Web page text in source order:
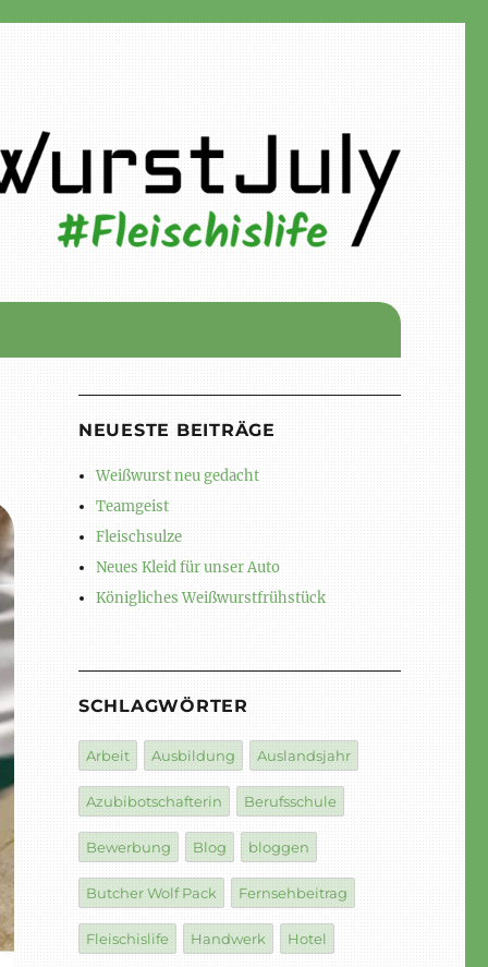
NEUESTE BEITRÄGE
Weißwurst neu gedacht
Teamgeist
Fleischsulze
Neues Kleid für unser Auto
Königliches Weißwurstfrühstück
SCHLAGWÖRTER
Arbeit Ausbildung Auslandsjahr
Azubibotschafterin Berufsschule
Bewerbung Blog bloggen
Butcher Wolf Pack Fernsehbeitrag
Fleischislife Handwerk Hotel